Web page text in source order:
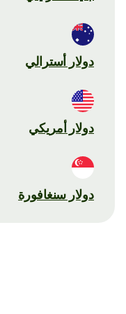
دولار أسترالي
دولار أمريكي
دولار سنغافورة